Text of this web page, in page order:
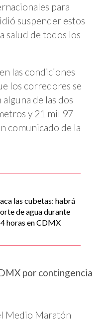
para
suspender estos
salud de todos los
las condiciones
los corredores se
de las dos
y 21 mil 97
comunicado de la
las cubetas: habrá
de agua durante
horas en CDMX
por contingencia
Medio Maratón